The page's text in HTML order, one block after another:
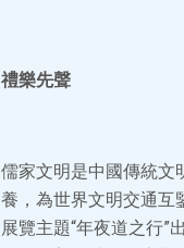
禮樂先聲
儒家文明是中國傳統文
養，為世界文明交通互
展覽主題“年夜道之行”